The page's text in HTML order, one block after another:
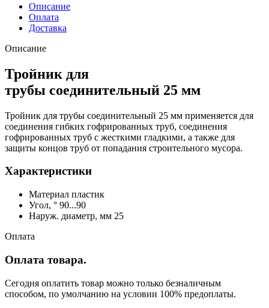
Описание
Оплата
Доставка
Описание
Тройник для
трубы соединительный 25 мм
Тройник для трубы соединительный 25 мм применяется для
соединения гибких гофрированных труб, соединения
гофрированных труб с жесткими гладкими, а также для
защиты концов труб от попадания строительного мусора.
Характеристики
Материал пластик
Угол, ° 90...90
Наруж. диаметр, мм 25
Оплата
Оплата товара.
Сегодня оплатить товар можно только безналичным
способом, по умолчанию на условии 100% предоплаты.